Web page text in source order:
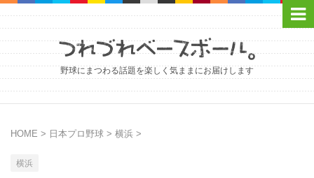
野球にまつわる話題を楽しく気ままにお届けします
HOME > 日本プロ野球 > 横浜 >
横浜